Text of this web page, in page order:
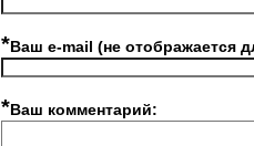
*Ваш e-mail (не отображается
*Ваш комментарий: